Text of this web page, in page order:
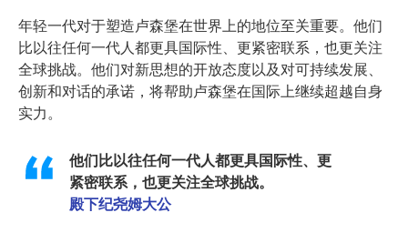
年轻一代对于塑造卢森堡在世界上的地位至关重要。他们
比以往任何一代人都更具国际性、更紧密联系，也更关注
全球挑战。他们对新思想的开放态度以及对可持续发展、
创新和对话的承诺，将帮助卢森堡在国际上继续超越自身
实力。
他们比以往任何一代人都更具国际性、更
紧密联系，也更关注全球挑战。
殿下纪尧姆大公